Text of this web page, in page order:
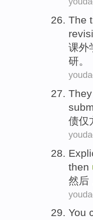
The
课外
研。
They
债仅
then
然后
You